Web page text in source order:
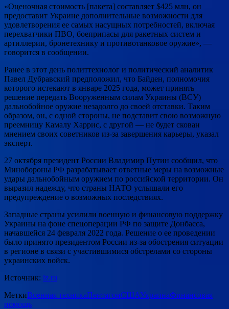
«Оценочная стоимость [пакета] составляет $425 млн, он
предоставит Украине дополнительные возможности для
удовлетворения ее самых насущных потребностей, включая
перехватчики ПВО, боеприпасы для ракетных систем и
артиллерии, бронетехнику и противотанковое оружие», —
говорится в сообщении.
Ранее в этот день политтехнолог и политический аналитик
Павел Дубравский предположил, что Байден, полномочия
которого истекают в январе 2025 года, может принять
решение передать Вооруженным силам Украины (ВСУ)
дальнобойное оружие незадолго до своей отставки. Таким
образом, он, с одной стороны, не подставит свою возможную
преемницу Камалу Харрис, с другой — не будет скован
мнением своих советников из-за завершения карьеры, указал
эксперт.
27 октября президент России Владимир Путин сообщил, что
Минобороны РФ разрабатывает ответные меры на возможные
удары дальнобойным оружием по российской территории. Он
выразил надежду, что страны НАТО услышали его
предупреждение о возможных последствиях.
Западные страны усилили военную и финансовую поддержку
Украины на фоне спецоперации РФ по защите Донбасса,
начавшейся 24 февраля 2022 года. Решение о ее проведении
было принято президентом России из-за обострения ситуации
в регионе в связи с участившимися обстрелами со стороны
украинских войск.
Источник: iz.ru
МеткиВоенная техникаПентагонСШАУкраинаФинансовая
помощь